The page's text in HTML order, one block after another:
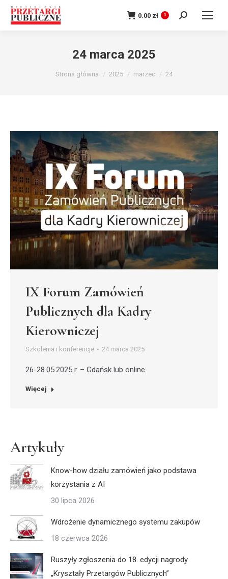
0.00 zł 0 Szukaj:
24 marca 2025
Strona główna 2025 marzec 24
IX Forum Zamówień
Publicznych dla Kadry
Kierowniczej
Szkolenia i konferencje 24 marca 2025
26-28.05.2025 r. – Gdańsk lub online
Więcej
Artykuły
Know-how działu zamówień jako podstawa
korzystania z AI
30 lipca 2026
Wdrożenie dynamicznego systemu zakupów
18 czerwca 2026
Ruszyły zgłoszenia do 18. edycji nagrody
„Kryształy Przetargów Publicznych”